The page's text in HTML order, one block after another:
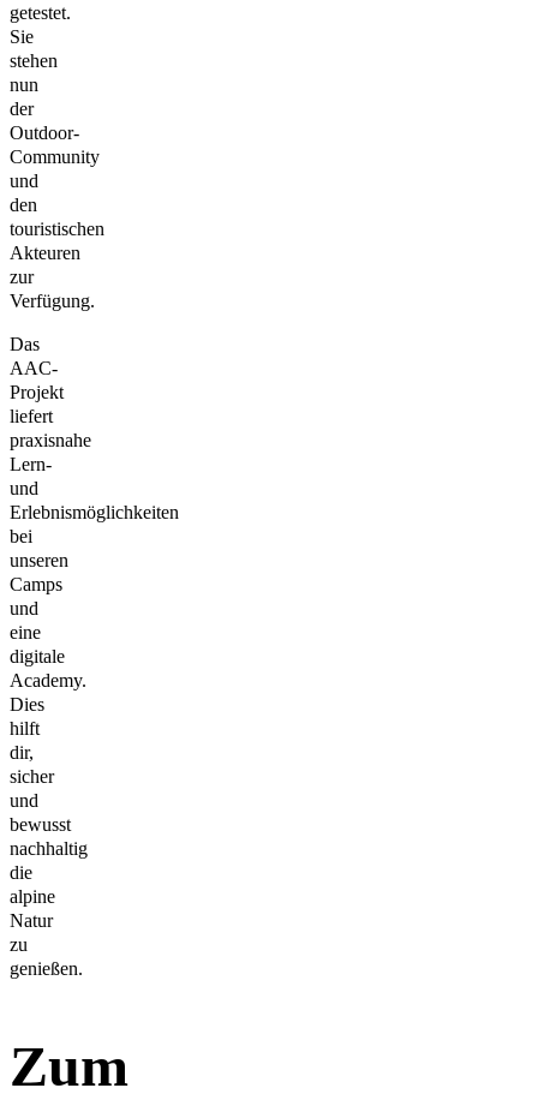
getestet.
Sie
stehen
nun
der
Outdoor-
Community
und
den
touristischen
Akteuren
zur
Verfügung.
Das
AAC-
Projekt
liefert
praxisnahe
Lern-
und
Erlebnismöglichkeiten
bei
unseren
Camps
und
eine
digitale
Academy.
Dies
hilft
dir,
sicher
und
bewusst
nachhaltig
die
alpine
Natur
zu
genießen.
Zum